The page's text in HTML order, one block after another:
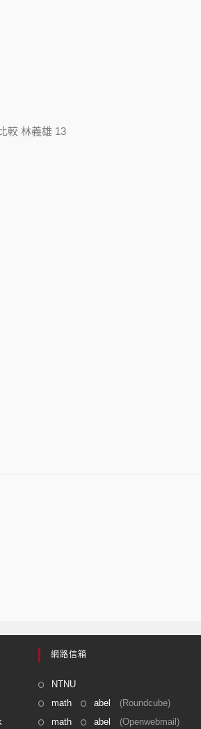
較 林義雄 13
網路信箱
NTNU
math
abel
(Roundcube)
math
abel (Openwebmail)